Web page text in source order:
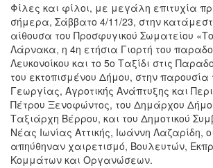
Φίλες και φίλοι, με μεγάλη επιτυχία
σήμερα, Σάββατο 4/11/23, στην
αίθουσα του Προσφυγικού Σωματείου
Λάρνακα, η 4η ετήσια Γιορτή του
Λευκονοίκου και το 5ο Ταξίδι στις
του εκτοπισμένου Δήμου, στην παρουσία
Γεωργίας, Αγροτικής Ανάπτυξης και
Πέτρου Ξενοφώντος, του Δημάρχου
Ταξιάρχη Βέρρου, και του Δημοτικού
Νέας Ιωνίας Αττικής, Ιωάννη Λαζαρίδη,
απηύθηναν χαιρετισμό, Βουλευτών,
Κομμάτων και Οργανώσεων.